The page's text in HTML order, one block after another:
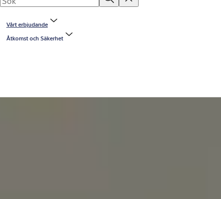
Vårt erbjudande
Åtkomst och Säkerhet